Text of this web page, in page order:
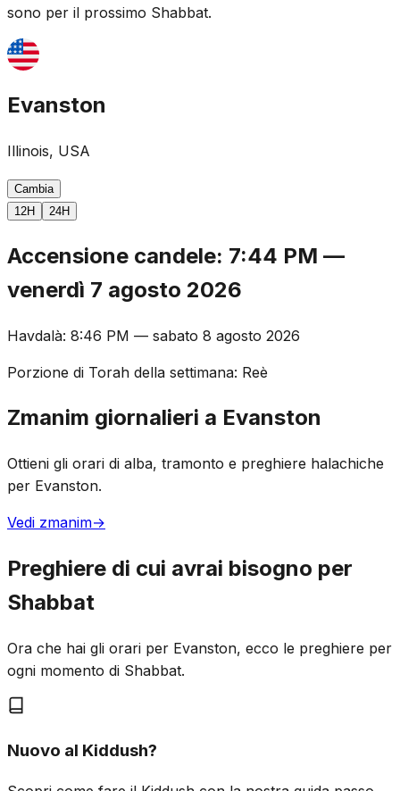
sono per il prossimo Shabbat.
Evanston
Illinois, USA
Cambia
12H
24H
Accensione candele: 7:44 PM —
venerdì 7 agosto 2026
Havdalà: 8:46 PM — sabato 8 agosto 2026
Porzione di Torah della settimana: Reè
Zmanim giornalieri a Evanston
Ottieni gli orari di alba, tramonto e preghiere halachiche
per Evanston.
Vedi zmanim→
Preghiere di cui avrai bisogno per
Shabbat
Ora che hai gli orari per Evanston, ecco le preghiere per
ogni momento di Shabbat.
Nuovo al Kiddush?